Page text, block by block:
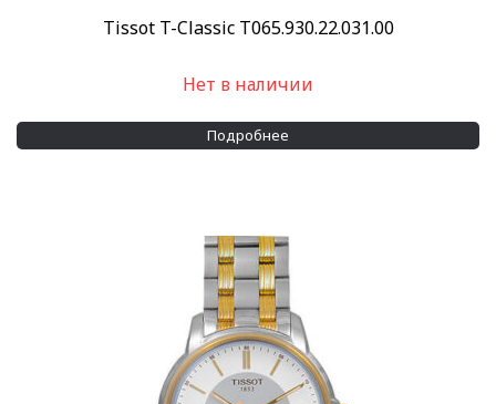
Tissot T-Classic T065.930.22.031.00
Нет в наличии
Подробнее